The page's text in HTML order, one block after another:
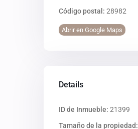
Código postal: 28982
Abrir en Google Maps
Details
ID de Inmueble: 21399
Tamaño de la propiedad: